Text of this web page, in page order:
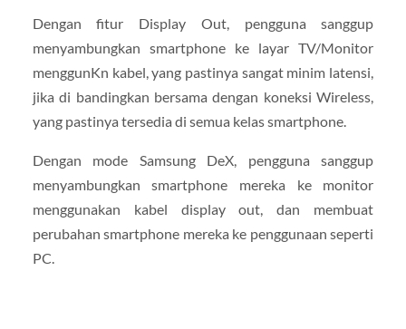
Dengan fitur Display Out, pengguna sanggup
menyambungkan smartphone ke layar TV/Monitor
menggunKn kabel, yang pastinya sangat minim latensi,
jika di bandingkan bersama dengan koneksi Wireless,
yang pastinya tersedia di semua kelas smartphone.
Dengan mode Samsung DeX, pengguna sanggup
menyambungkan smartphone mereka ke monitor
menggunakan kabel display out, dan membuat
perubahan smartphone mereka ke penggunaan seperti
PC.